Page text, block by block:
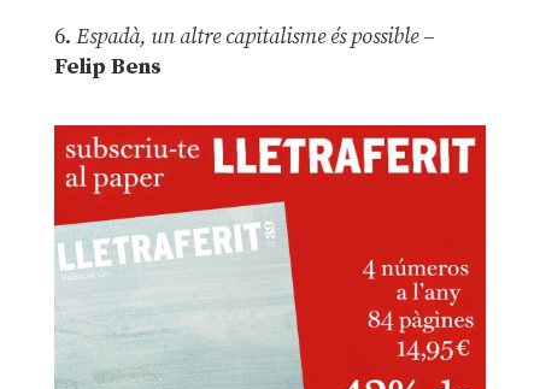
6. Espadà, un altre capitalisme és possible –
Felip Bens